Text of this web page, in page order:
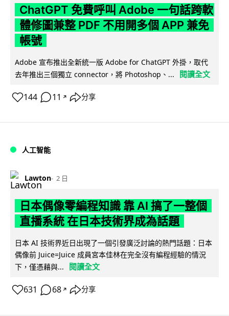
ChatGPT 免費呼叫 Adobe 一句話跨軟
體修圖兼整 PDF 不用開多個 APP 兼免
帳號
Adobe 宣布推出全新統一版 Adobe for ChatGPT 外掛，取代
去年推出三個獨立 connector，將 Photoshop、...
閱讀全文
144 11 ↗ 分享
人工智能
Lawton 2 日
日本偶像零編程知識 靠 AI 搞了一整個
直播系統 在日本技術界成為話題
日本 AI 技術界近日出現了一個引發廣泛討論的熱門話題：日本
偶像前 Juice=Juice 成員宮本佳林在完全沒有編程經驗的情況
下，僅憑藉與...
閱讀全文
631 68 ↗ 分享